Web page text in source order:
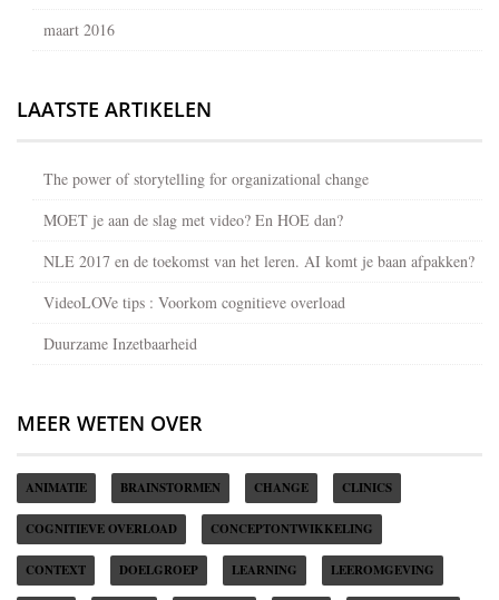
maart 2016
LAATSTE ARTIKELEN
The power of storytelling for organizational change
MOET je aan de slag met video? En HOE dan?
NLE 2017 en de toekomst van het leren. AI komt je baan afpakken?
VideoLOVe tips : Voorkom cognitieve overload
Duurzame Inzetbaarheid
MEER WETEN OVER
ANIMATIE BRAINSTORMEN CHANGE CLINICS
COGNITIEVE OVERLOAD CONCEPTONTWIKKELING
CONTEXT DOELGROEP LEARNING LEEROMGEVING